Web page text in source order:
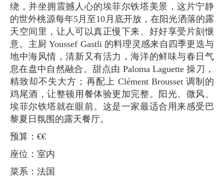
绕，并坐拥震撼人心的埃菲尔铁塔美景，这片宁静
的世外桃源每年5月至10月底开放，在阳光洒落的露
天空间里，让人可以真正慢下来、好好享受片刻惬
意。主厨 Youssef Gastli 的料理灵感来自四季更迭与
地中海风情，清新又有活力，海洋的鲜味与春日气
息在盘中自然融合。甜点由 Paloma Laguette 操刀，
精致却不失大方；再配上 Clément Brousset 调制的
鸡尾酒，让整顿用餐体验更加完整。阳光、微风、
埃菲尔铁塔就在眼前。这是一家最适合用来感受巴
黎夏日氛围的露天餐厅。
预算：€€
座位：室内
菜系：法国